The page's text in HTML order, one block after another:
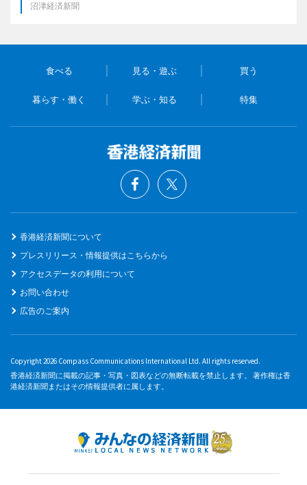
沼津経済新聞
食べる 見る・遊ぶ 買う
暮らす・働く 学ぶ・知る 特集
香港経済新聞について
プレスリリース・情報提供はこちらから
アクセスデータの利用について
お問い合わせ
広告のご案内
Copyright 2026 Compass Communications International Ltd. All rights reserved.
香港経済新聞に掲載の記事・写真・図表などの無断転載を禁止します。 著作権は香
港経済新聞またはその情報提供者に属します。